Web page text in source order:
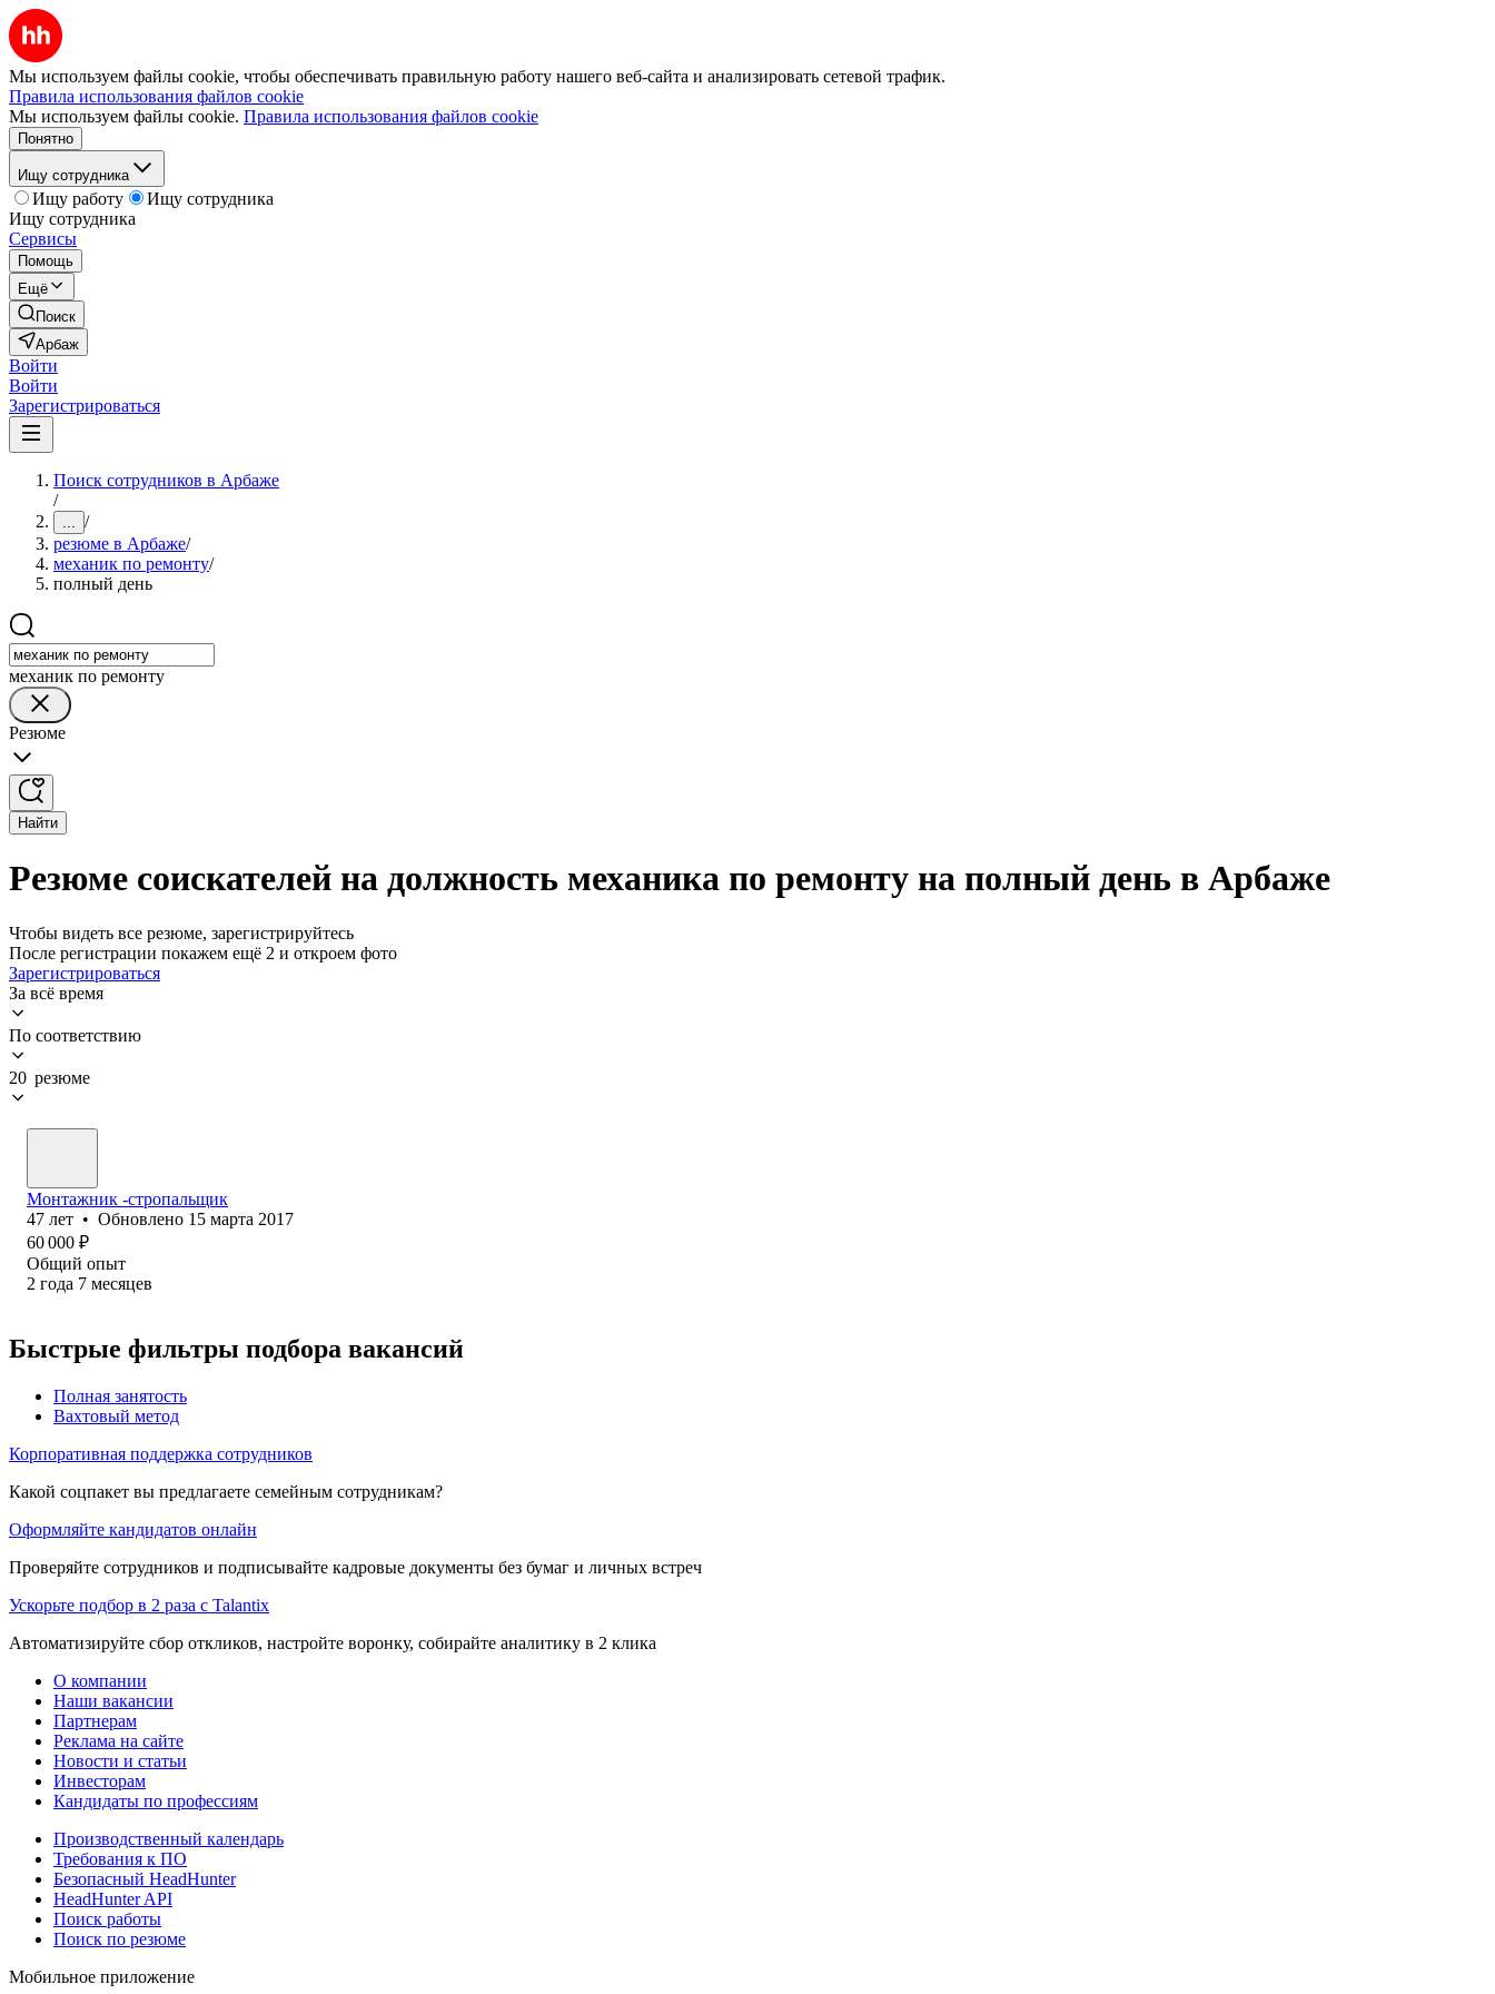
Мы используем файлы cookie, чтобы обеспечивать правильную работу нашего веб-сайта и анализировать сетевой трафик.
Правила использования файлов cookie
Мы используем файлы cookie. Правила использования файлов cookie
Понятно
Ищу сотрудника
Ищу работу
Ищу сотрудника
Ищу сотрудника
Сервисы
Помощь
Ещё
Поиск
Арбаж
Войти
Войти
Зарегистрироваться
Поиск сотрудников в Арбаже
/
... /
резюме в Арбаже/
механик по ремонту/
полный день
механик по ремонту
Резюме
Найти
Резюме соискателей на должность механика по ремонту на полный день в Арбаже
Чтобы видеть все резюме, зарегистрируйтесь
После регистрации покажем ещё 2 и откроем фото
Зарегистрироваться
За всё время
По соответствию
20 резюме
Монтажник -стропальщик
47 лет • Обновлено 15 марта 2017
60 000 ₽
Общий опыт
2 года 7 месяцев
Быстрые фильтры подбора вакансий
Полная занятость
Вахтовый метод
Корпоративная поддержка сотрудников
Какой соцпакет вы предлагаете семейным сотрудникам?
Оформляйте кандидатов онлайн
Проверяйте сотрудников и подписывайте кадровые документы без бумаг и личных встреч
Ускорьте подбор в 2 раза с Talantix
Автоматизируйте сбор откликов, настройте воронку, собирайте аналитику в 2 клика
О компании
Наши вакансии
Партнерам
Реклама на сайте
Новости и статьи
Инвесторам
Кандидаты по профессиям
Производственный календарь
Требования к ПО
Безопасный HeadHunter
HeadHunter API
Поиск работы
Поиск по резюме
Мобильное приложение